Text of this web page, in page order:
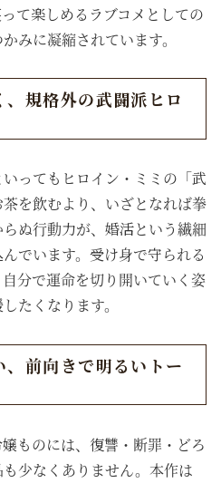
て楽しめるラブコメとしての
みに凝縮されています。
規格外の武闘派ヒロ
ってもヒロイン・ミミの「武
を飲むより、いざとなれば拳
ぬ行動力が、婚活という繊細
でいます。受け身で守られる
分で運命を切り開いていく姿
たくなります。
前向きで明るいトー
ものには、復讐・断罪・どろ
少なくありません。本作は